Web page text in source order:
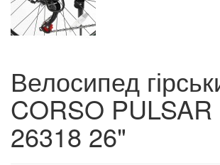
Велосипед
CORSO PULSAR
26318 26"